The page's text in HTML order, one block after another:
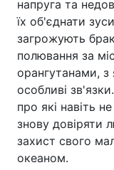
напруга та
їх об'єднати
загрожують
полювання за
орангутанами,
особливі
про які навіть
знову довіряти
захист свого
океаном.